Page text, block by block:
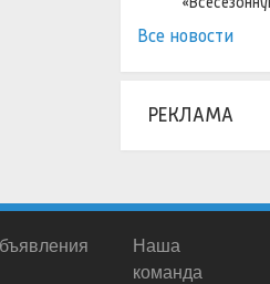
Все новости
РЕКЛАМА
Наша
команда